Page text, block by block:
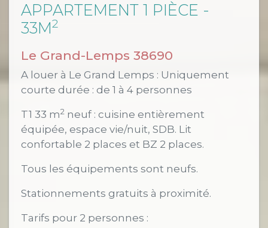
APPARTEMENT 1 PIÈCE -
33M2
Le Grand-Lemps 38690
A louer à Le Grand Lemps : Uniquement
courte durée : de 1 à 4 personnes
T1 33 m2 neuf : cuisine entièrement
équipée, espace vie/nuit, SDB. Lit
confortable 2 places et BZ 2 places.
Tous les équipements sont neufs.
Stationnements gratuits à proximité.
Tarifs pour 2 personnes :